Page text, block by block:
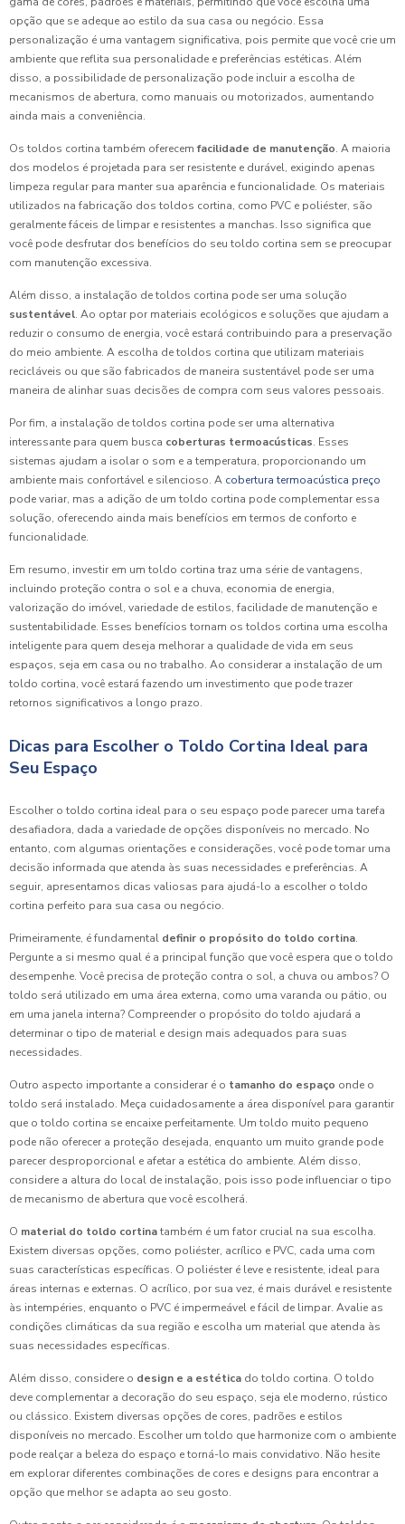
opção que se adeque ao estilo da sua casa ou negócio. Essa
personalização é uma vantagem significativa, pois permite que você crie um
ambiente que reflita sua personalidade e preferências estéticas. Além
disso, a possibilidade de personalização pode incluir a escolha de
mecanismos de abertura, como manuais ou motorizados, aumentando
ainda mais a conveniência.
Os toldos cortina também oferecem facilidade de manutenção. A maioria
dos modelos é projetada para ser resistente e durável, exigindo apenas
limpeza regular para manter sua aparência e funcionalidade. Os materiais
utilizados na fabricação dos toldos cortina, como PVC e poliéster, são
geralmente fáceis de limpar e resistentes a manchas. Isso significa que
você pode desfrutar dos benefícios do seu toldo cortina sem se preocupar
com manutenção excessiva.
Além disso, a instalação de toldos cortina pode ser uma solução
sustentável. Ao optar por materiais ecológicos e soluções que ajudam a
reduzir o consumo de energia, você estará contribuindo para a preservação
do meio ambiente. A escolha de toldos cortina que utilizam materiais
recicláveis ou que são fabricados de maneira sustentável pode ser uma
maneira de alinhar suas decisões de compra com seus valores pessoais.
Por fim, a instalação de toldos cortina pode ser uma alternativa
interessante para quem busca coberturas termoacústicas. Esses
sistemas ajudam a isolar o som e a temperatura, proporcionando um
ambiente mais confortável e silencioso. A cobertura termoacústica preço
pode variar, mas a adição de um toldo cortina pode complementar essa
solução, oferecendo ainda mais benefícios em termos de conforto e
funcionalidade.
Em resumo, investir em um toldo cortina traz uma série de vantagens,
incluindo proteção contra o sol e a chuva, economia de energia,
valorização do imóvel, variedade de estilos, facilidade de manutenção e
sustentabilidade. Esses benefícios tornam os toldos cortina uma escolha
inteligente para quem deseja melhorar a qualidade de vida em seus
espaços, seja em casa ou no trabalho. Ao considerar a instalação de um
toldo cortina, você estará fazendo um investimento que pode trazer
retornos significativos a longo prazo.
Dicas para Escolher o Toldo Cortina Ideal para
Seu Espaço
Escolher o toldo cortina ideal para o seu espaço pode parecer uma tarefa
desafiadora, dada a variedade de opções disponíveis no mercado. No
entanto, com algumas orientações e considerações, você pode tomar uma
decisão informada que atenda às suas necessidades e preferências. A
seguir, apresentamos dicas valiosas para ajudá-lo a escolher o toldo
cortina perfeito para sua casa ou negócio.
Primeiramente, é fundamental definir o propósito do toldo cortina.
Pergunte a si mesmo qual é a principal função que você espera que o toldo
desempenhe. Você precisa de proteção contra o sol, a chuva ou ambos? O
toldo será utilizado em uma área externa, como uma varanda ou pátio, ou
em uma janela interna? Compreender o propósito do toldo ajudará a
determinar o tipo de material e design mais adequados para suas
necessidades.
Outro aspecto importante a considerar é o tamanho do espaço onde o
toldo será instalado. Meça cuidadosamente a área disponível para garantir
que o toldo cortina se encaixe perfeitamente. Um toldo muito pequeno
pode não oferecer a proteção desejada, enquanto um muito grande pode
parecer desproporcional e afetar a estética do ambiente. Além disso,
considere a altura do local de instalação, pois isso pode influenciar o tipo
de mecanismo de abertura que você escolherá.
O material do toldo cortinatambém é um fator crucial na sua escolha.
Existem diversas opções, como poliéster, acrílico e PVC, cada uma com
suas características específicas. O poliéster é leve e resistente, ideal para
áreas internas e externas. O acrílico, por sua vez, é mais durável e resistente
às intempéries, enquanto o PVC é impermeável e fácil de limpar. Avalie as
condições climáticas da sua região e escolha um material que atenda às
suas necessidades específicas.
Além disso, considere o design e a estética do toldo cortina. O toldo
deve complementar a decoração do seu espaço, seja ele moderno, rústico
ou clássico. Existem diversas opções de cores, padrões e estilos
disponíveis no mercado. Escolher um toldo que harmonize com o ambiente
pode realçar a beleza do espaço e torná-lo mais convidativo. Não hesite
em explorar diferentes combinações de cores e designs para encontrar a
opção que melhor se adapta ao seu gosto.